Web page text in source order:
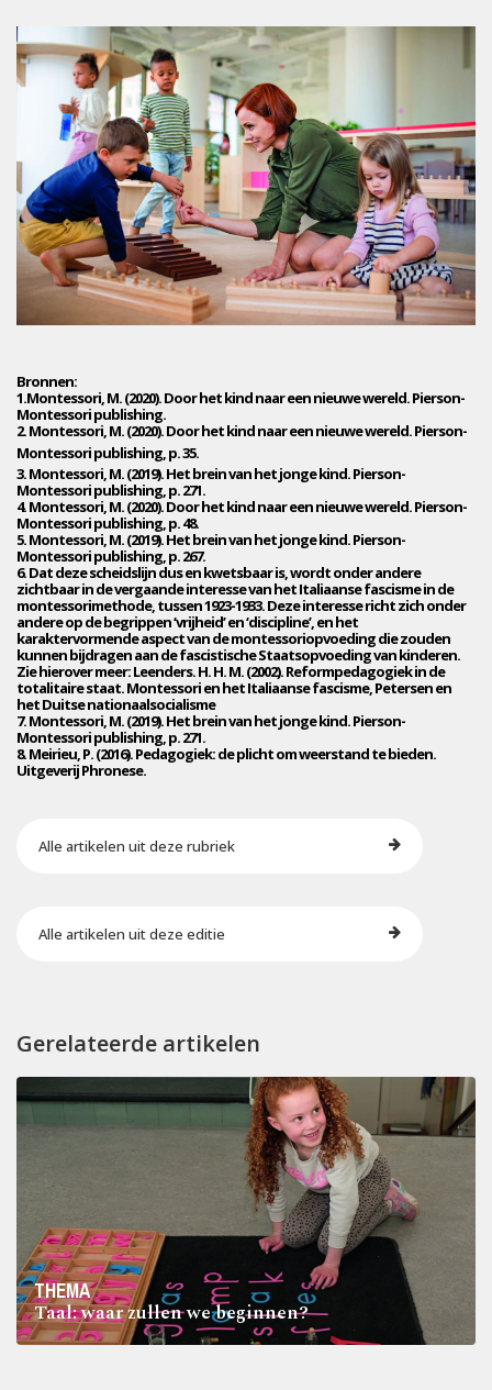
Bronnen:
1.Montessori, M. (2020). Door het kind naar een nieuwe wereld. Pierson-
Montessori publishing.
2. Montessori, M. (2020). Door het kind naar een nieuwe wereld. Pierson-
Montessori publishing, p. 35.
3. Montessori, M. (2019). Het brein van het jonge kind. Pierson-
Montessori publishing, p. 271.
4. Montessori, M. (2020). Door het kind naar een nieuwe wereld. Pierson-
Montessori publishing, p. 48.
5. Montessori, M. (2019). Het brein van het jonge kind. Pierson-
Montessori publishing, p. 267.
6. Dat deze scheidslijn dus en kwetsbaar is, wordt onder andere
zichtbaar in de vergaande interesse van het Italiaanse fascisme in de
montessori­methode, tussen 1923-1933. Deze interesse richt zich onder
andere op de begrippen ‘vrijheid’ en ‘discipline’, en het
karaktervormende aspect van de montessoriopvoeding die zouden
kunnen bijdragen aan de fascistische Staatsopvoeding van kinderen.
Zie hierover meer: Leenders. H. H. M. (2002). Reformpedagogiek in de
totalitaire staat. Montessori en het Italiaanse fascisme, Petersen en
het Duitse nationaalsocialisme
7. Montessori, M. (2019). Het brein van het jonge kind. Pierson-
Montessori publishing, p. 271.
8. Meirieu, P. (2016). Pedagogiek: de plicht om weerstand te bieden.
Uitgeverij Phronese.
Alle artikelen uit deze rubriek
Alle artikelen uit deze editie
Gerelateerde artikelen
THEMA
Taal: waar zullen we beginnen?